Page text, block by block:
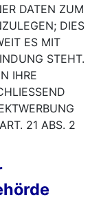
DATEN ZUM
DIES
ES MIT
STEHT.
IHRE
21 ABS. 2